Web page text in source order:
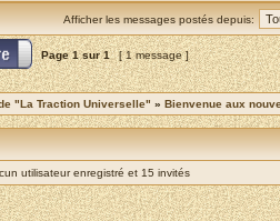
Afficher les messages postés depuis:
Page1sur1 [ 1 message ]
"La Traction Universelle" » Bienvenue aux
utilisateur enregistré et 15 invités